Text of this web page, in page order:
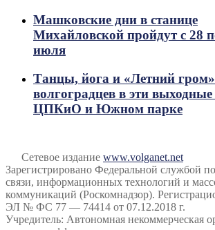
Машковские дни в станице
Михайловской пройдут с 28
июля
Танцы, йога и «Летний
волгоградцев в эти выходные
ЦПКиО и Южном парке
Сетевое издание www.volganet.net
Зарегистрировано Федеральной службой
связи, информационных технологий и
коммуникаций (Роскомнадзор).
ЭЛ № ФС 77 — 74414 от 07.12.2018 г.
Учредитель: Автономная некоммерческая